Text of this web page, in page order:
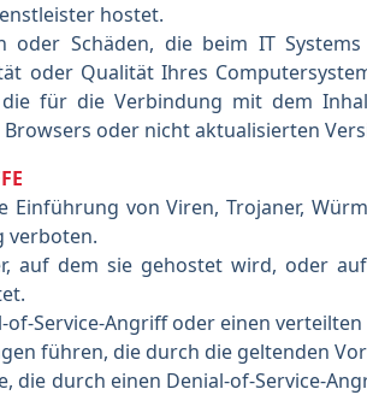
hostet.
Schäden, die beim IT
oder Qualität Ihres
für die Verbindung mit dem
oder nicht aktualisierten
Einführung von Viren, Trojaner,
verboten.
auf dem sie gehostet wird, oder
Service-Angriff oder einen
führen, die durch die geltenden
durch einen Denial-of-Service-